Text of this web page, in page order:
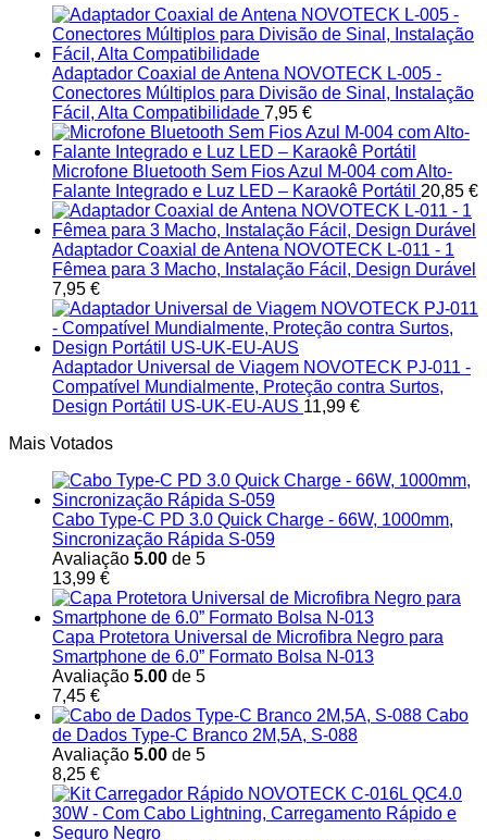
Adaptador Coaxial de Antena NOVOTECK L-005 -
Conectores Múltiplos para Divisão de Sinal, Instalação
Fácil, Alta Compatibilidade 7,95 €
Microfone Bluetooth Sem Fios Azul M-004 com Alto-
Falante Integrado e Luz LED – Karaokê Portátil 20,85 €
Adaptador Coaxial de Antena NOVOTECK L-011 - 1
Fêmea para 3 Macho, Instalação Fácil, Design Durável
7,95 €
Adaptador Universal de Viagem NOVOTECK PJ-011 -
Compatível Mundialmente, Proteção contra Surtos,
Design Portátil US-UK-EU-AUS 11,99 €
Mais Votados
Cabo Type-C PD 3.0 Quick Charge - 66W, 1000mm,
Sincronização Rápida S-059
Avaliação 5.00 de 5
13,99 €
Capa Protetora Universal de Microfibra Negro para
Smartphone de 6.0” Formato Bolsa N-013
Avaliação 5.00 de 5
7,45 €
Cabo
de Dados Type-C Branco 2M,5A, S-088
Avaliação 5.00 de 5
8,25 €